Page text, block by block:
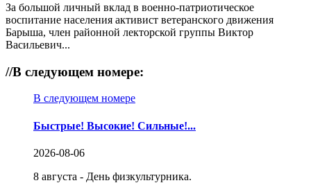
За большой личный вклад в военно-патриотическое
воспитание населения активист ветеранского движения
Барыша, член районной лекторской группы Виктор
Васильевич...
//В следующем номере:
В следующем номере
Быстрые! Высокие! Сильные!...
2026-08-06
8 августа - День физкультурника.